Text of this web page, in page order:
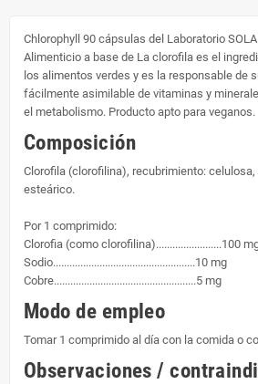
Chlorophyll 90 cápsulas del Laboratorio
Alimenticio a base de La clorofila es el
los alimentos verdes y es la responsable de
fácilmente asimilable de vitaminas y
el metabolismo. Producto apto para veganos.
Composición
Clorofila (clorofilina), recubrimiento:
esteárico.
Por 1 comprimido:
Clorofia (como clorofilina)........................100
Sodio....................................................10 mg
Cobre....................................................5 mg
Modo de empleo
Tomar 1 comprimido al día con la comida o
Observaciones /